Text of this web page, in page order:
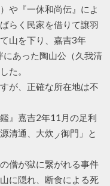
や『一休和尚伝』によ
らく民家を借りて譲羽
山を下り、嘉吉3年
にあった陶山公（久我清
た。
が、正確な所在地は不
』嘉吉2年11月の足利
清通、大炊ノ御門」と
僧が獄に繋がれる事件
に隠れ、断食による死